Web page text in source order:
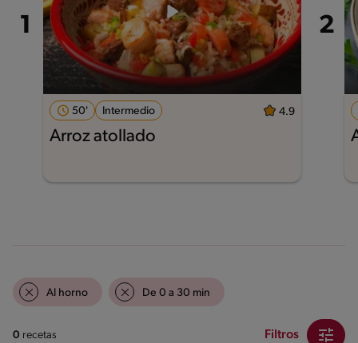
50' Intermedio 4.9
Arroz atollado
Al horno De 0 a 30 min
0 recetas Filtros